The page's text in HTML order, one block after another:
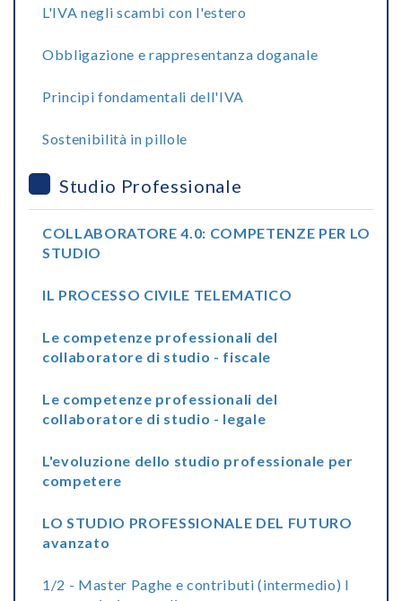
L'IVA negli scambi con l'estero
Obbligazione e rappresentanza doganale
Principi fondamentali dell'IVA
Sostenibilità in pillole
Studio Professionale
COLLABORATORE 4.0: COMPETENZE PER LO
STUDIO
IL PROCESSO CIVILE TELEMATICO
Le competenze professionali del
collaboratore di studio - fiscale
Le competenze professionali del
collaboratore di studio - legale
L'evoluzione dello studio professionale per
competere
LO STUDIO PROFESSIONALE DEL FUTURO
avanzato
1/2 - Master Paghe e contributi (intermedio) I